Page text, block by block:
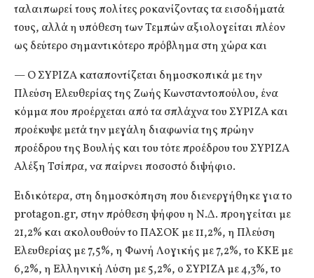
ταλαιπωρεί τους πολίτες ροκανίζοντας τα εισοδήματά
τους, αλλά η υπόθεση των Τεμπών αξιολογείται πλέον
ως δεύτερο σημαντικότερο πρόβλημα στη χώρα και
— Ο ΣΥΡΙΖΑ καταποντίζεται δημοσκοπικά με την
Πλεύση Ελευθερίας της Ζωής Κωνσταντοπούλου, ένα
κόμμα που προέρχεται από τα σπλάχνα του ΣΥΡΙΖΑ και
προέκυψε μετά την μεγάλη διαφωνία της πρώην
προέδρου της Βουλής και του τότε προέδρου του ΣΥΡΙΖΑ
Αλέξη Τσίπρα, να παίρνει ποσοστό διψήφιο.
Eιδικότερα, στη δημοσκόπηση που διενεργήθηκε για το
protagon.gr, στην πρόθεση ψήφου η Ν.Δ. προηγείται με
21,2% και ακολουθούν το ΠΑΣΟΚ με 11,2%, η Πλεύση
Ελευθερίας με 7,5%, η Φωνή Λογικής με 7,2%, το ΚΚΕ με
6,2%, η Ελληνική Λύση με 5,2%, ο ΣΥΡΙΖΑ με 4,3%, το